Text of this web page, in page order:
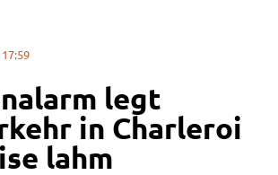
17:59
legt
in Charleroi
lahm